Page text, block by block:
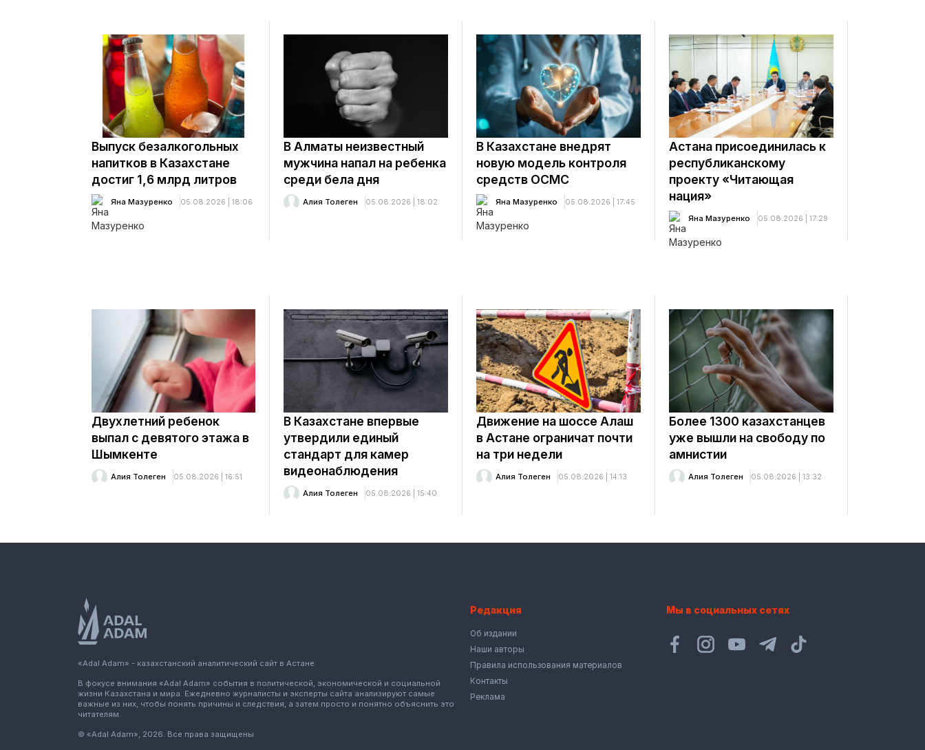
Выпуск безалкогольных
напитков в Казахстане
достиг 1,6 млрд литров
Яна Мазуренко 05.08.2026 | 18:06
В Алматы неизвестный
мужчина напал на ребенка
среди бела дня
Алия Толеген 05.08.2026 | 18:02
В Казахстане внедрят
новую модель контроля
средств ОСМС
Яна Мазуренко 05.08.2026 | 17:45
Астана присоединилась к
республиканскому
проекту «Читающая
нация»
Яна Мазуренко 05.08.2026 | 17:29
Двухлетний ребенок
выпал с девятого этажа в
Шымкенте
Алия Толеген 05.08.2026 | 16:51
В Казахстане впервые
утвердили единый
стандарт для камер
видеонаблюдения
Алия Толеген 05.08.2026 | 15:40
Движение на шоссе Алаш
в Астане ограничат почти
на три недели
Алия Толеген 05.08.2026 | 14:13
Более 1300 казахстанцев
уже вышли на свободу по
амнистии
Алия Толеген 05.08.2026 | 13:32
«Adal Adam» - казахстанский аналитический сайт в Астане.
В фокусе внимания «Adal Adam» события в политической, экономической и социальной
жизни Казахстана и мира. Ежедневно журналисты и эксперты сайта анализируют самые
важные из них, чтобы понять причины и следствия, а затем просто и понятно объяснить это
читателям.
© «Adal Adam», 2026. Все права защищены
Редакция
Об издании
Наши авторы
Правила использования материалов
Контакты
Реклама
Мы в социальных сетях